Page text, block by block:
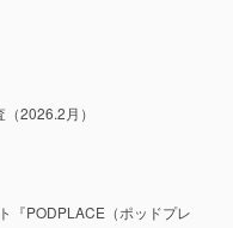
2026.2月）
『PODPLACE（ポッドプレ